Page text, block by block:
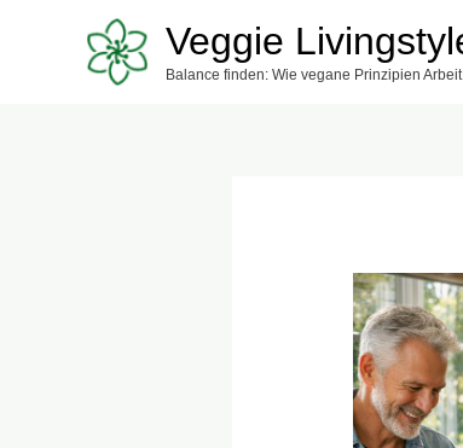
Veggie
Balance finden: Wie vegane Prinzipien